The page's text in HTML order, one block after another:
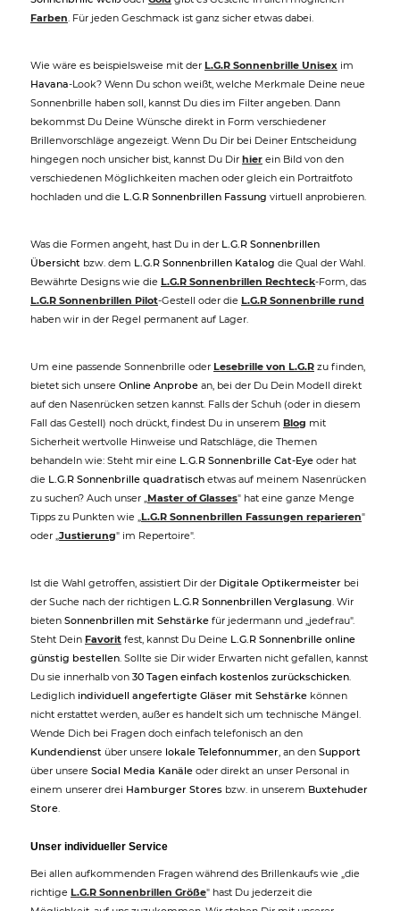
Farben. Für jeden Geschmack ist ganz sicher etwas dabei.
Wie wäre es beispielsweise mit der L.G.R Sonnenbrille Unisex im
Havana-Look? Wenn Du schon weißt, welche Merkmale Deine neue
Sonnenbrille haben soll, kannst Du dies im Filter angeben. Dann
bekommst Du Deine Wünsche direkt in Form verschiedener
Brillenvorschläge angezeigt. Wenn Du Dir bei Deiner Entscheidung
hingegen noch unsicher bist, kannst Du Dir hier ein Bild von den
verschiedenen Möglichkeiten machen oder gleich ein Portraitfoto
hochladen und die L.G.R Sonnenbrillen Fassung virtuell anprobieren.
Was die Formen angeht, hast Du in der L.G.R Sonnenbrillen
Übersicht bzw. dem L.G.R Sonnenbrillen Katalog die Qual der Wahl.
Bewährte Designs wie die L.G.R Sonnenbrillen Rechteck-Form, das
L.G.R Sonnenbrillen Pilot-Gestell oder die L.G.R Sonnenbrille rund
haben wir in der Regel permanent auf Lager.
Um eine passende Sonnenbrille oder Lesebrille von L.G.R zu finden,
bietet sich unsere Online Anprobe an, bei der Du Dein Modell direkt
auf den Nasenrücken setzen kannst. Falls der Schuh (oder in diesem
Fall das Gestell) noch drückt, findest Du in unserem Blog mit
Sicherheit wertvolle Hinweise und Ratschläge, die Themen
behandeln wie: Steht mir eine L.G.R Sonnenbrille Cat-Eye oder hat
die L.G.R Sonnenbrille quadratisch etwas auf meinem Nasenrücken
zu suchen? Auch unser „Master of Glasses" hat eine ganze Menge
Tipps zu Punkten wie „L.G.R Sonnenbrillen Fassungen reparieren"
oder „Justierung" im Repertoire".
Ist die Wahl getroffen, assistiert Dir der Digitale Optikermeister bei
der Suche nach der richtigen L.G.R Sonnenbrillen Verglasung. Wir
bieten Sonnenbrillen mit Sehstärke für jedermann und „jedefrau".
Steht Dein Favorit fest, kannst Du Deine L.G.R Sonnenbrille online
günstig bestellen. Sollte sie Dir wider Erwarten nicht gefallen, kannst
Du sie innerhalb von 30 Tagen einfach kostenlos zurückschicken.
Lediglich individuell angefertigte Gläser mit Sehstärke können
nicht erstattet werden, außer es handelt sich um technische Mängel.
Wende Dich bei Fragen doch einfach telefonisch an den
Kundendienst über unsere lokale Telefonnummer, an den Support
über unsere Social Media Kanäle oder direkt an unser Personal in
einem unserer drei Hamburger Stores bzw. in unserem Buxtehuder
Store.
Unser individueller Service
Bei allen aufkommenden Fragen während des Brillenkaufs wie „die
richtige L.G.R Sonnenbrillen Größe" hast Du jederzeit die